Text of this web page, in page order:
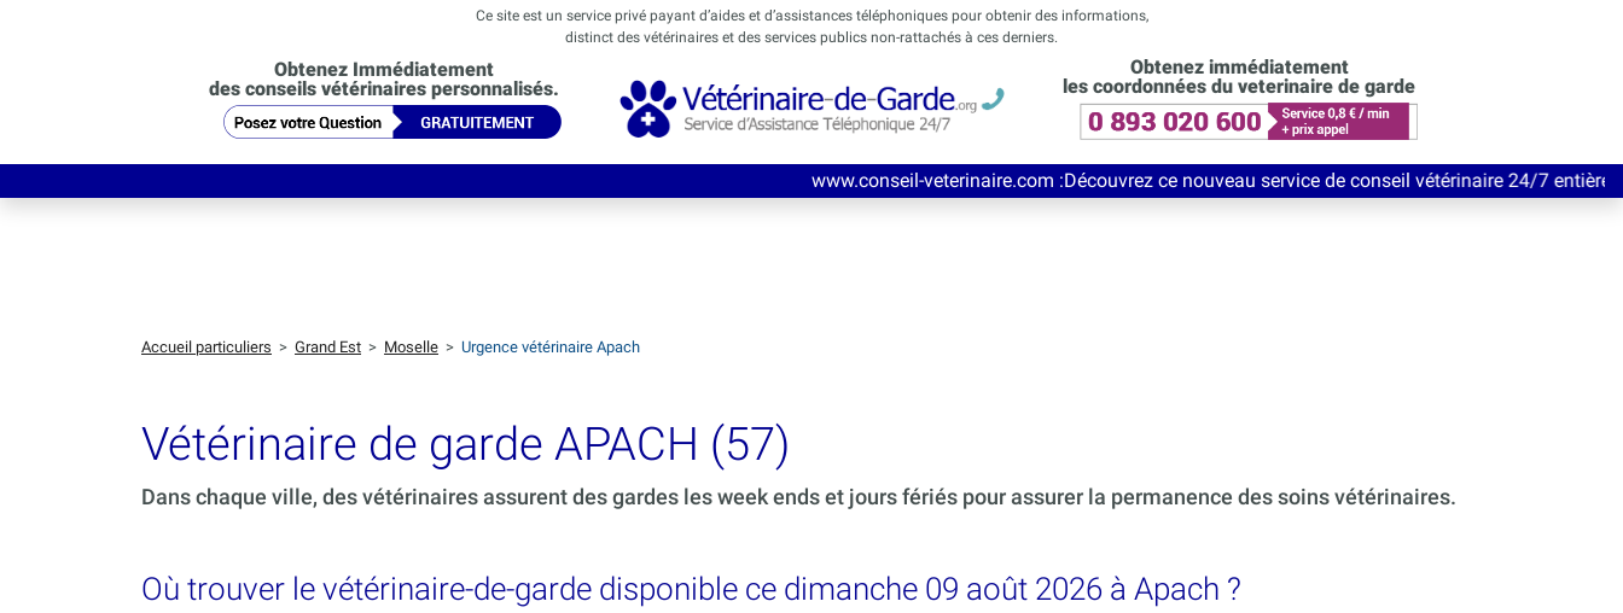
Ce site est un service privé payant d’aides et d’assistances téléphoniques pour obtenir des informations,
distinct des vétérinaires et des services publics non-rattachés à ces derniers.
Obtenez Immédiatement
des conseils vétérinaires personnalisés.
Obtenez immédiatement
les coordonnées du veterinaire de garde
www.conseil-veterinaire.com :Découvrez ce nouveau service de conseil vétérinaire 24/7 entièrement Gratuit
Accueil particuliers > Grand Est > Moselle > Urgence vétérinaire Apach
Vétérinaire de garde APACH (57)
Dans chaque ville, des vétérinaires assurent des gardes les week ends et jours fériés pour assurer la permanence des soins vétérinaires.
Où trouver le vétérinaire-de-garde disponible ce dimanche 09 août 2026 à Apach ?